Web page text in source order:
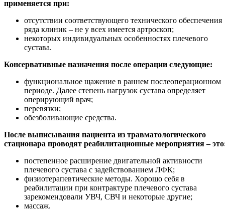
применяется при:
отсутствии соответствующего технического обеспечения
ряда клиник – не у всех имеется артроскоп;
некоторых индивидуальных особенностях плечевого
сустава.
Консервативные назначения после операции следующие:
функциональное щажение в раннем послеоперационном
периоде. Далее степень нагрузок сустава определяет
оперирующий врач;
перевязки;
обезболивающие средства.
После выписывания пациента из травматологического
стационара проводят реабилитационные мероприятия –
постепенное расширение двигательной активности
плечевого сустава с задействованием ЛФК;
физиотерапевтические методы. Хорошо себя в
реабилитации при контрактуре плечевого сустава
зарекомендовали УВЧ, СВЧ и некоторые другие;
массаж.